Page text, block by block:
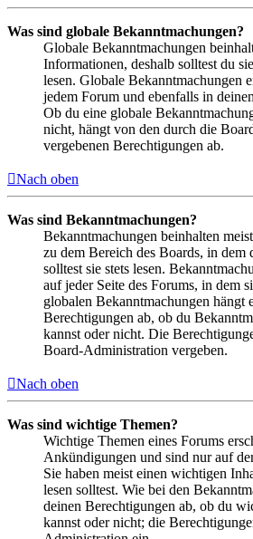
Was sind globale Bekanntmachungen?
Globale Bekanntmachungen
Informationen, deshalb solltest du
lesen. Globale Bekanntmachungen
jedem Forum und ebenfalls in
Ob du eine globale
nicht, hängt von den durch die
vergebenen Berechtigungen ab.
Nach oben
Was sind Bekanntmachungen?
Bekanntmachungen beinhalten
zu dem Bereich des Boards, in dem
solltest sie stets lesen.
auf jeder Seite des Forums, in dem
globalen Bekanntmachungen hängt
Berechtigungen ab, ob du
kannst oder nicht. Die
Board-Administration vergeben.
Nach oben
Was sind wichtige Themen?
Wichtige Themen eines Forums
Ankündigungen und sind nur auf
Sie haben meist einen wichtigen
lesen solltest. Wie bei den
deinen Berechtigungen ab, ob du
kannst oder nicht; die